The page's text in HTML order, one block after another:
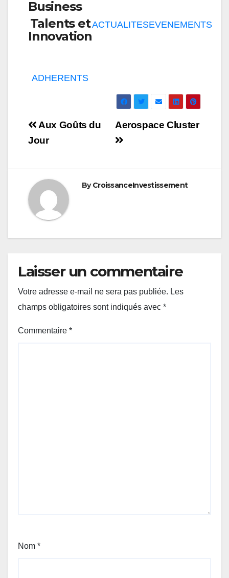
Business
Talents et
Innovation
ADHERENTS
ACTUALITESEVENEMENTS
Navigation
de
Aerospace Cluster
Aux Goûts du
Jour
ByCroissanceInvestissement
Laisser un commentaire
Votre adresse e-mail ne sera pas publiée. Les
champs obligatoires sont indiqués avec *
Commentaire *
Nom *